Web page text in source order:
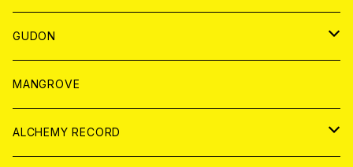
WORLD
JAPAN
WORLD
GUDON
アパレル
PATCH
MANGROVE
ALCHEMY RECORD